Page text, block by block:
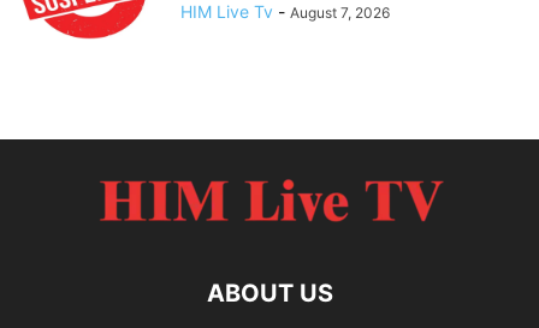
HIM Live Tv - August 7, 2026
ABOUT US